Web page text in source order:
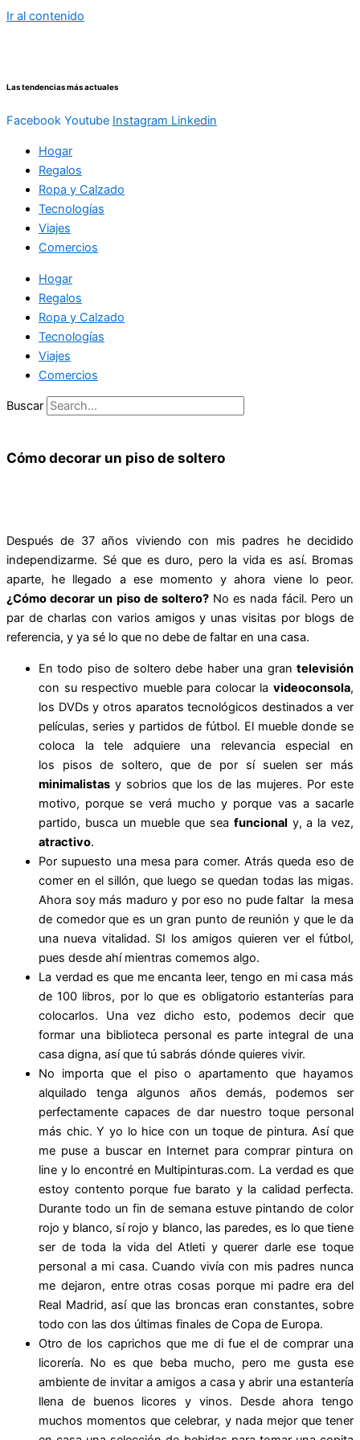
Ir al contenido
Las tendencias más actuales
Facebook Youtube Instagram Linkedin
Hogar
Regalos
Ropa y Calzado
Tecnologías
Viajes
Comercios
Hogar
Regalos
Ropa y Calzado
Tecnologías
Viajes
Comercios
Buscar
Cómo decorar un piso de soltero
Después de 37 años viviendo con mis padres he decidido
independizarme. Sé que es duro, pero la vida es así. Bromas
aparte, he llegado a ese momento y ahora viene lo peor.
¿Cómo decorar un piso de soltero?No es nada fácil. Pero un
par de charlas con varios amigos y unas visitas por blogs de
referencia, y ya sé lo que no debe de faltar en una casa.
En todo piso de soltero debe haber una gran televisión
con su respectivo mueble para colocar la videoconsola,
los DVDs y otros aparatos tecnológicos destinados a ver
películas, series y partidos de fútbol. El mueble donde se
coloca la tele adquiere una relevancia especial en
los pisos de soltero, que de por sí suelen ser más
minimalistas y sobrios que los de las mujeres. Por este
motivo, porque se verá mucho y porque vas a sacarle
partido, busca un mueble que sea funcional y, a la vez,
atractivo.
Por supuesto una mesa para comer. Atrás queda eso de
comer en el sillón, que luego se quedan todas las migas.
Ahora soy más maduro y por eso no pude faltar la mesa
de comedor que es un gran punto de reunión y que le da
una nueva vitalidad. SI los amigos quieren ver el fútbol,
pues desde ahí mientras comemos algo.
La verdad es que me encanta leer, tengo en mi casa más
de 100 libros, por lo que es obligatorio estanterías para
colocarlos. Una vez dicho esto, podemos decir que
formar una biblioteca personal es parte integral de una
casa digna, así que tú sabrás dónde quieres vivir.
No importa que el piso o apartamento que hayamos
alquilado tenga algunos años demás, podemos ser
perfectamente capaces de dar nuestro toque personal
más chic. Y yo lo hice con un toque de pintura. Así que
me puse a buscar en Internet para comprar pintura on
line y lo encontré en Multipinturas.com. La verdad es que
estoy contento porque fue barato y la calidad perfecta.
Durante todo un fin de semana estuve pintando de color
rojo y blanco, sí rojo y blanco, las paredes, es lo que tiene
ser de toda la vida del Atleti y querer darle ese toque
personal a mi casa. Cuando vivía con mis padres nunca
me dejaron, entre otras cosas porque mi padre era del
Real Madrid, así que las broncas eran constantes, sobre
todo con las dos últimas finales de Copa de Europa.
Otro de los caprichos que me di fue el de comprar una
licorería. No es que beba mucho, pero me gusta ese
ambiente de invitar a amigos a casa y abrir una estantería
llena de buenos licores y vinos. Desde ahora tengo
muchos momentos que celebrar, y nada mejor que tener